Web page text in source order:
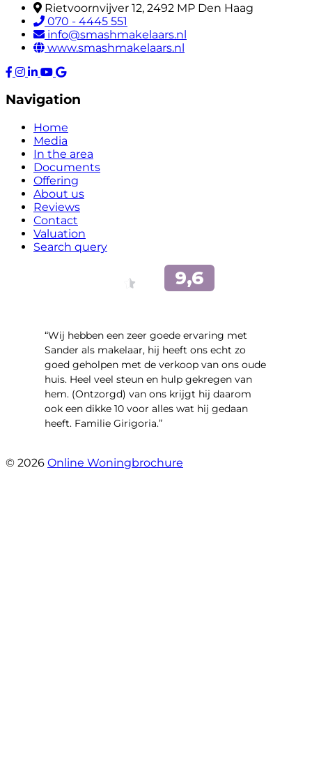
Rietvoornvijver 12, 2492 MP Den Haag
070 - 4445 551
info@smashmakelaars.nl
www.smashmakelaars.nl
Navigation
Home
Media
In the area
Documents
Offering
About us
Reviews
Contact
Valuation
Search query
“Wij hebben een zeer goede ervaring met
Sander als makelaar, hij heeft ons echt zo
goed geholpen met de verkoop van ons oude
huis. Heel veel steun en hulp gekregen van
hem. (Ontzorgd) van ons krijgt hij daarom
ook een dikke 10 voor alles wat hij gedaan
heeft. Familie Girigoria.”
© 2026 Online Woningbrochure